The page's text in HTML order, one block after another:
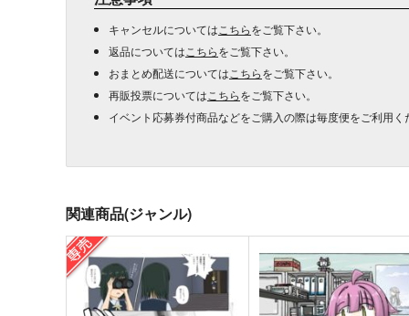
キャンセルについては こちらをご覧下さい。
返品については こちらをご覧下さい。
おまとめ配送については こちらをご覧下さい。
再販投票については こちらをご覧下さい。
イベント応募券付商品などをご購入の際は毎度便をご利用く
関連商品(ジャンル)